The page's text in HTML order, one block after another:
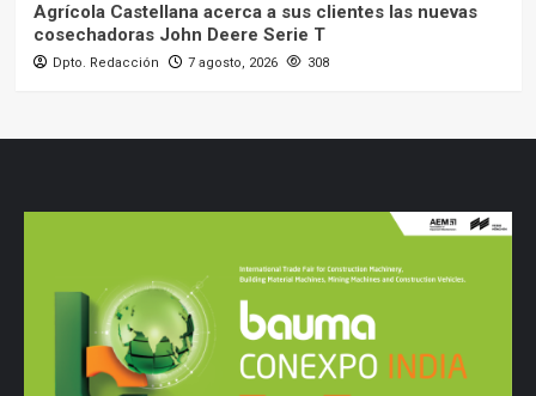
Agrícola Castellana acerca a sus clientes las nuevas
cosechadoras John Deere Serie T
Dpto. Redacción 7 agosto, 2026 308